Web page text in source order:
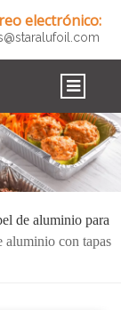
electrónico:
de aluminio para
aluminio con tapas